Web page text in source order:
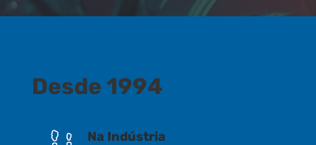
Desde 1994
Na Indústria